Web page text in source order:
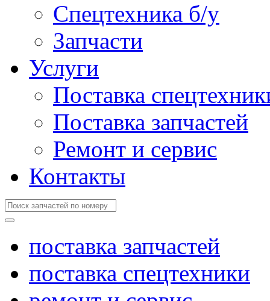
Спецтехника б/у
Запчасти
Услуги
Поставка
Поставка запчастей
Ремонт и сервис
Контакты
поставка запчастей
поставка спецтехники